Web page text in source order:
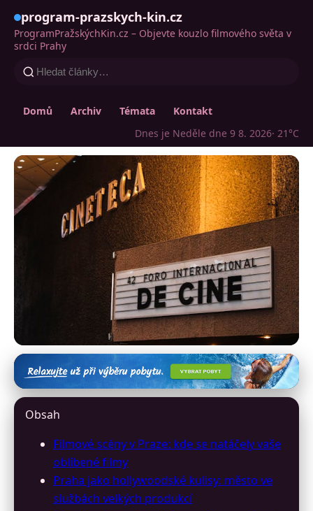
program-prazskych-kin.cz
ProgramPražskýchKin.cz – Objevte kouzlo filmového světa v
srdci Prahy
Domů Archiv Témata
Kontakt
Dnes je Neděle dne 9 8. 2026· 21°C
program-prazskych-kin.cz
Praha na Filmovém Plátně:
Oblíbených Snímků
31. 3. 2026· 11 min čtení · Autor: David Jelínek
Obsah
Filmové scény v Praze: kde se natáčely vaše
oblíbené filmy
Praha jako hollywoodské kulisy: město ve
službách velkých produkcí